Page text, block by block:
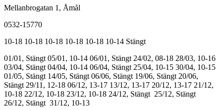
Mellanbrogatan 1, Åmål
0532-15770
10-18 10-18 10-18 10-18 10-18 10-14 Stängt
01/01, Stängt 05/01, 10-14 06/01, Stängt 24/02, 08-18 28/03, 10-16
03/04, Stängt 04/04, 10-14 06/04, Stängt 25/04, 10-15 30/04, 10-15
01/05, Stängt 14/05, Stängt 06/06, Stängt 19/06, Stängt 20/06,
Stängt 29/11, 12-18 06/12, 13-17 13/12, 13-17 20/12, 13-17 21/12,
10-18 22/12, 10-18 23/12, 10-18 24/12, Stängt 25/12, Stängt
26/12, Stängt 31/12, 10-13